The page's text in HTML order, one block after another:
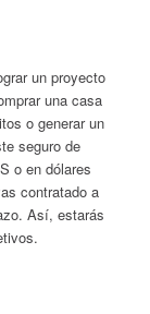
un proyecto
una casa
o generar un
seguro de
o en dólares
contratado a
Así, estarás